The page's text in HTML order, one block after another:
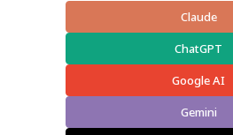
Claude
ChatGPT
Google AI
Gemini